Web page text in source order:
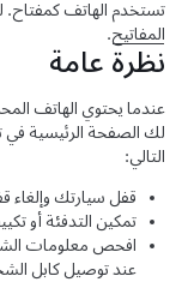
تستخدم الهاتف كمفتاح.
المفاتيح.
نظرة عامة
عندما يحتوي الهاتف
التالي:
قفل سيارتك وإلغاء قفلها.
تمكين التدفئة أو تكييف
افحص معلومات الشحن
عند توصيل كابل الشحن.